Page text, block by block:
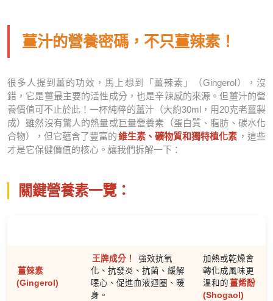
薑汁的營養密碼，不只薑辣素！
很多人提到薑的功效，馬上想到「薑辣素」（Gingerol），沒
錯，它是薑最主要的活性成分，也是辛辣感的來源。但薑汁的營
養價值可不止於此！一杯純粹的薑汁（大約30ml，用20克老薑製
成）雖然沒有驚人的熱量或巨量營養素（蛋白質、脂肪、碳水化
合物），但它蘊含了豐富的維生素、礦物質和獨特植化素 ，這些
才是它保健價值的核心。讓我們拆解一下：
關鍵營養素一覽：
薑辣素
(Gingerol)
王牌成分！
強效抗氧
化、抗發炎、抗菌、緩解
噁心、促進血液迴圈、暖
身。
加熱或乾燥會
轉化成風味更
溫和的 薑烯酚
(Shogaol)